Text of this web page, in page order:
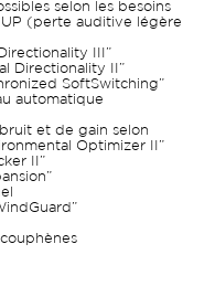
selon les besoins
UP (perte auditive légère
III”
Directionality II”
SoftSwitching”
automatique
et de gain selon
Optimizer II”
II”